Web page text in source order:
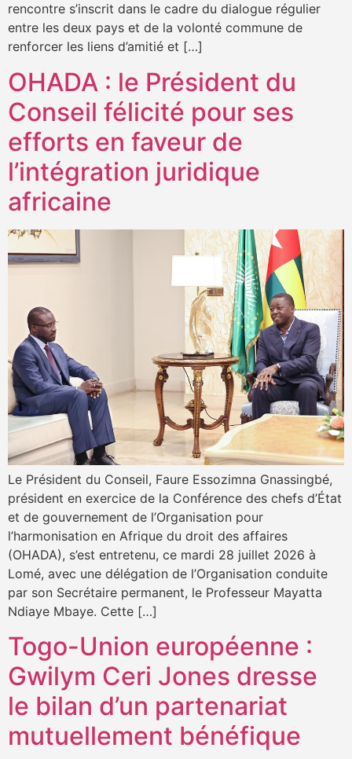
rencontre s’inscrit dans le cadre du dialogue régulier
entre les deux pays et de la volonté commune de
renforcer les liens d’amitié et […]
OHADA : le Président du
Conseil félicité pour ses
efforts en faveur de
l’intégration juridique
africaine
Le Président du Conseil, Faure Essozimna Gnassingbé,
président en exercice de la Conférence des chefs d’État
et de gouvernement de l’Organisation pour
l’harmonisation en Afrique du droit des affaires
(OHADA), s’est entretenu, ce mardi 28 juillet 2026 à
Lomé, avec une délégation de l’Organisation conduite
par son Secrétaire permanent, le Professeur Mayatta
Ndiaye Mbaye. Cette […]
Togo-Union européenne :
Gwilym Ceri Jones dresse
le bilan d’un partenariat
mutuellement bénéfique